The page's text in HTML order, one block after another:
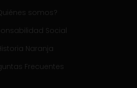
somos?
Social
Naranja
Frecuentes